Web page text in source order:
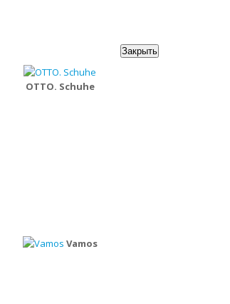
OTTO. Schuhe
Vamos
Закрыть